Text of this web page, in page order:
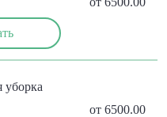
уборка
от 6500.00